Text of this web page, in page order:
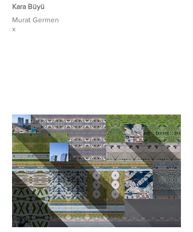
Kara Büyü
Murat Germen
x